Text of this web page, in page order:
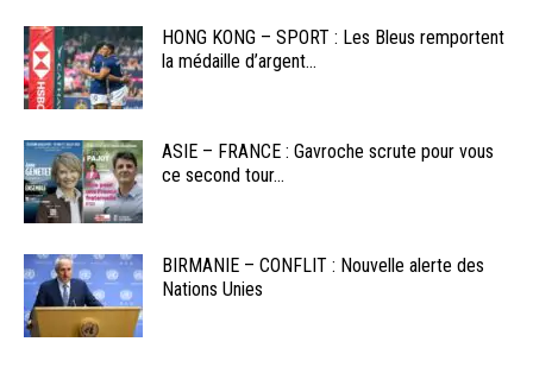
HONG KONG – SPORT : Les Bleus remportent
la médaille d’argent...
ASIE – FRANCE : Gavroche scrute pour vous
ce second tour...
BIRMANIE – CONFLIT : Nouvelle alerte des
Nations Unies